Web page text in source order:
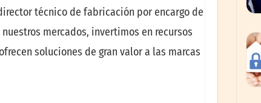
técnico de fabricación por encargo de
mercados, invertimos en recursos
soluciones de gran valor a las marcas